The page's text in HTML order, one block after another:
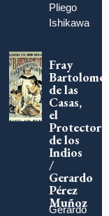
Pliego
Ishikawa
Fray
Bartolomé
de las
Casas,
el
Protector
de los
Indios
/
Gerardo
Pérez
Muñoz
Gerardo